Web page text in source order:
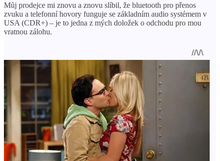
Můj prodejce mi znovu a znovu slíbil, že bluetooth pro přenos
zvuku a telefonní hovory funguje se základním audio systémem v
USA (CDR+) – je to jedna z mých doložek o odchodu pro mou
vratnou zálohu.